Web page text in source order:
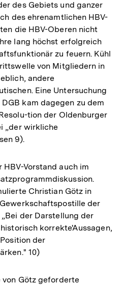
des Gebiets und ganzer
des ehrenamtlichen HBV-
die HBV-Oberen nicht
lang höchst erfolgreich
zu feuern. Kühl
von Mitgliedern in
andere
Eine Untersuchung
kam dagegen zu dem
tion der Oldenburger
„der wirkliche
9).
Vorstand auch im
Christian Götz in
der
„Bei der Darstellung der
korrekte'Aussagen,
der
10)
Götz geforderte